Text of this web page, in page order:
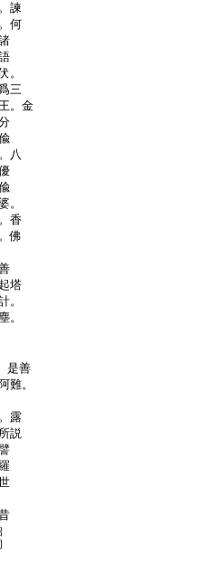
諫
何
。
三
。金
八
。
香
佛
塔
。
。
是善
難。
露
説